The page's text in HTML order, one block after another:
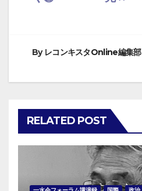
ー
シ
ョ
By レコンキスタOnline編集部
RELATED POST